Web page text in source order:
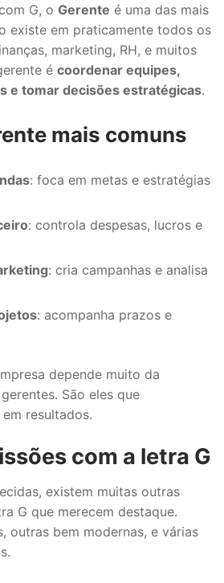
G, o Gerente é uma das mais
existe em praticamente todos os
marketing, RH, e muitos
é coordenar equipes,
e tomar decisões estratégicas.
mais comuns
: foca em metas e estratégias
: controla despesas, lucros e
: cria campanhas e analisa
: acompanha prazos e
depende muito da
São eles que
resultados.
com a letra G
existem muitas outras
G que merecem destaque.
outras bem modernas, e várias